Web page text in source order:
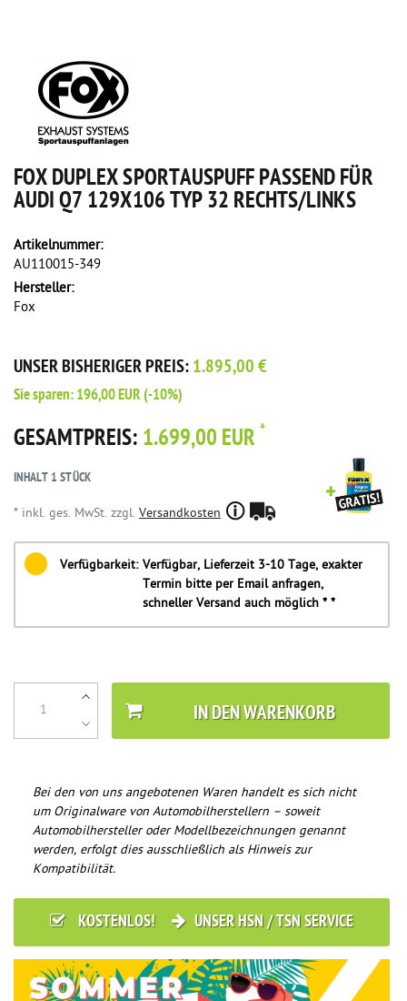
FOX DUPLEX SPORTAUSPUFF PASSEND FÜR
AUDI Q7 129X106 TYP 32 RECHTS/LINKS
Artikelnummer:
AU110015-349
Hersteller:
Fox
UNSER BISHERIGER PREIS:1.895,00 €
Sie sparen:196,00 EUR(-10%)
GESAMTPREIS: 1.699,00 EUR *
INHALT 1STÜCK
* inkl. ges. MwSt. zzgl. Versandkosten
Verfügbarkeit: Verfügbar, Lieferzeit 3-10 Tage, exakter
Termin bitte per Email anfragen,
schneller Versand auch möglich * *
IN DEN WARENKORB
Bei den von uns angebotenen Waren handelt es sich nicht
um Originalware von Automobilherstellern – soweit
Automobilhersteller oder Modellbezeichnungen genannt
werden, erfolgt dies ausschließlich als Hinweis zur
Kompatibilität.
KOSTENLOS! UNSER HSN / TSN SERVICE